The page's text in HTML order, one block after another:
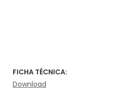
FICHA TÉCNICA:
Download